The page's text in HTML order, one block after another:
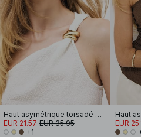
Haut asymétrique torsadé avec boucle
EUR 21.57 EUR 35.95
+1
EUR